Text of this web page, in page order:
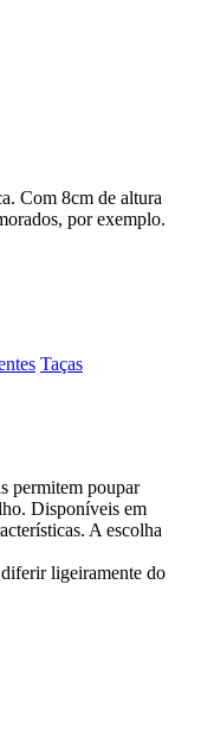
Com 8cm de altura
por exemplo.
Taças
permitem poupar
Disponíveis em
A escolha
ligeiramente do